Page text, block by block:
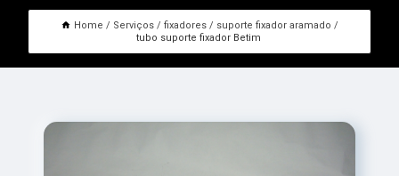
Home Serviços fixadores
suporte fixador aramado
tubo suporte fixador Betim